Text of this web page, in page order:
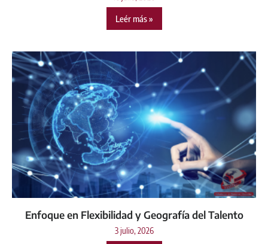
Leér más »
Enfoque en Flexibilidad y Geografía del Talento
3 julio, 2026